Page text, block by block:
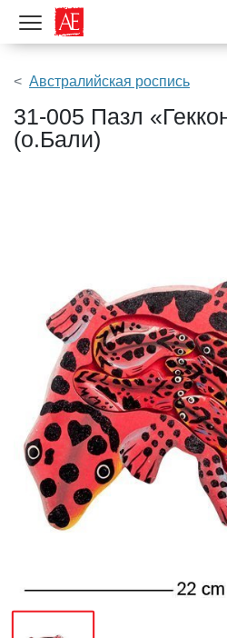
Показать меню
Австралийская роспись
31-005 Пазл
(о.Бали)